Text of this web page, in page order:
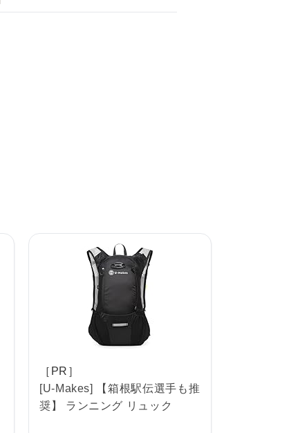
［PR］
[U-Makes] 【箱根駅伝選手も推
奨】 ランニング リュック